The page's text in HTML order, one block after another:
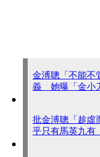
金溥聰「不能不
義 她曝「金小
批金溥聰「趁
乎只有馬英九有